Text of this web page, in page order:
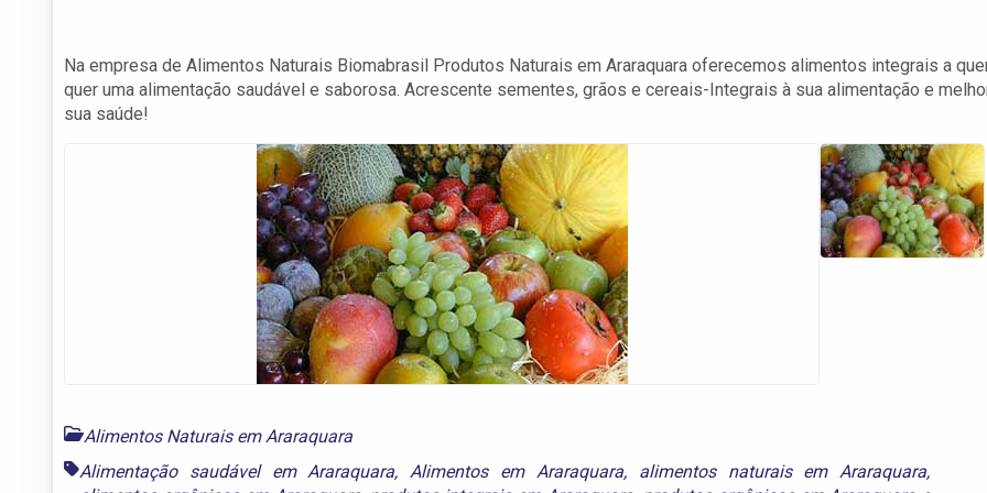
Na empresa de Alimentos Naturais Biomabrasil Produtos Naturais em Araraquara oferecemos alimentos integrais a
quer uma alimentação saudável e saborosa. Acrescente sementes, grãos e cereais-Integrais à sua alimentação e
sua saúde!
Alimentos Naturais em Araraquara
Alimentação saudável em Araraquara, Alimentos em Araraquara, alimentos naturais em Araraquara,